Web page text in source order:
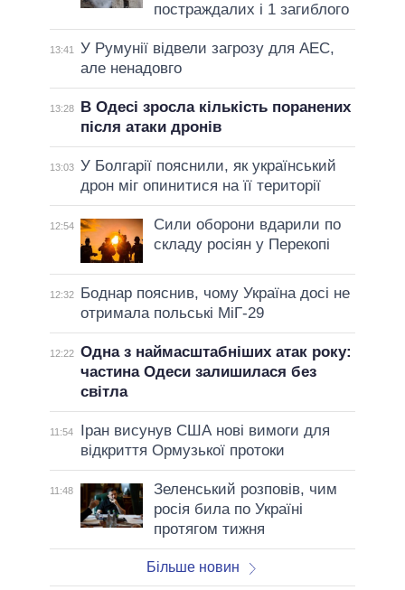
постраждалих і 1 загиблого
13:41
У Румунії відвели загрозу для АЕС,
але ненадовго
13:28
В Одесі зросла кількість поранених
після атаки дронів
13:03 У Болгарії пояснили, як український
дрон міг опинитися на її території
12:54
Сили оборони вдарили по
складу росіян у Перекопі
12:32
Боднар пояснив, чому Україна досі не
отримала польські МіГ-29
12:22 Одна з наймасштабніших атак року:
частина Одеси залишилася без
світла
11:54
Іран висунув США нові вимоги для
відкриття Ормузької протоки
11:48
Зеленський розповів, чим
росія била по Україні
протягом тижня
Більше новин